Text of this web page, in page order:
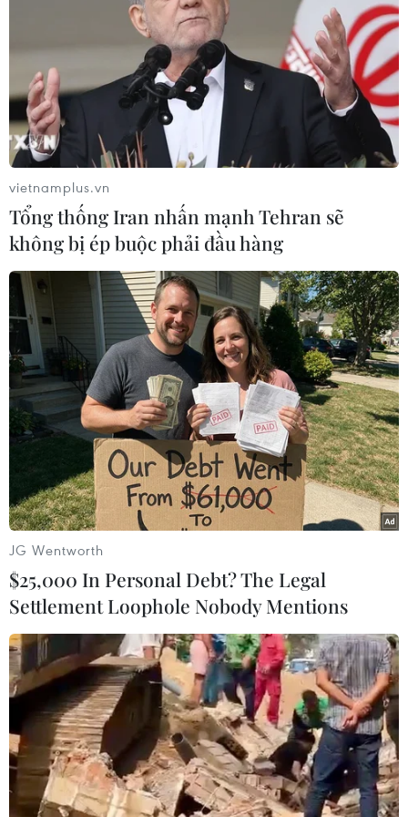
Tập đoàn Gazprom của Nga ngừng cung
cấp khí đốt cho Hà Lan
30/05/2022 22:47
Quyết định ngừng cung cấp từ ngày 31/5 của tập đoàn
năng lượng Nga đồng nghĩa với việc 2 tỷ m3 khí đốt sẽ
không được cung cấp cho Hà Lan trong giai đoạn từ
nay tới tháng 10.
vietnamplus.vn
Tổng thống Iran nhấn mạnh Tehran sẽ
không bị ép buộc phải đầu hàng
JG Wentworth
$25,000 In Personal Debt? The Legal
Settlement Loophole Nobody Mentions